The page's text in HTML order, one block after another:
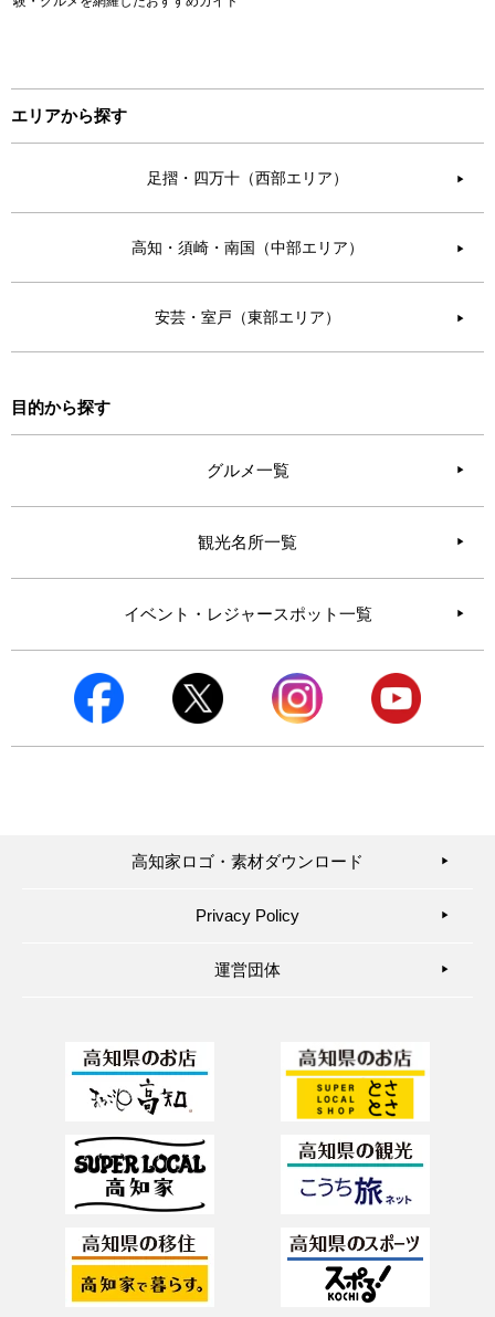
エリアから探す
足摺・四万十（西部エリア） ▶︎
高知・須崎・南国（中部エリア） ▶︎
安芸・室戸（東部エリア） ▶︎
目的から探す
グルメ一覧
観光名所一覧
イベント・レジャースポット一覧
高知家ロゴ・素材ダウンロード ▶︎
Privacy Policy ▶︎
運営団体 ▶︎